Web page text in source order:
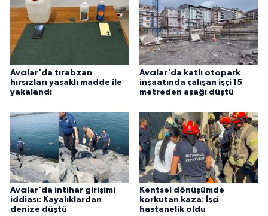
Avcılar'da tırabzan
hırsızları yasaklı madde ile
yakalandı
Avcılar'da katlı otopark
inşaatında çalışan işçi 15
metreden aşağı düştü
Avcılar'da intihar girişimi
iddiası: Kayalıklardan
denize düştü
Kentsel dönüşümde
korkutan kaza: İşçi
hastanelik oldu